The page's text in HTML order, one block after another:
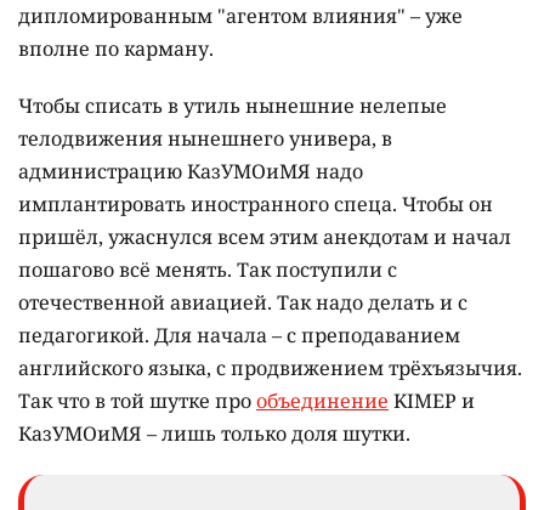
дипломированным "агентом влияния" – уже
вполне по карману.
Чтобы списать в утиль нынешние нелепые
телодвижения нынешнего универа, в
администрацию КазУМОиМЯ надо
имплантировать иностранного спеца. Чтобы он
пришёл, ужаснулся всем этим анекдотам и начал
пошагово всё менять. Так поступили с
отечественной авиацией. Так надо делать и с
педагогикой. Для начала – с преподаванием
английского языка, с продвижением трёхъязычия.
Так что в той шутке прообъединение KIMEP и
КазУМОиМЯ – лишь только доля шутки.